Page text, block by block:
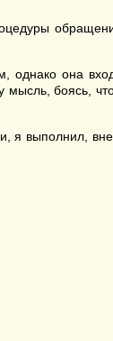
однако она
боясь,
я выполнил,